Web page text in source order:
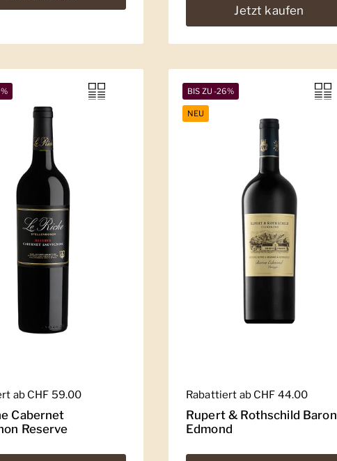
Jetzt kaufen
Preis
ab CHF 59.00
Cabernet
Reserve
Regulärer Preis
Rabattiert ab CHF 44.00
Rupert & Rothschild Baron
Edmond
BIS ZU -26%
NEU